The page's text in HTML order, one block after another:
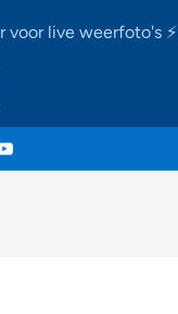
voor live weerfoto's ⚡